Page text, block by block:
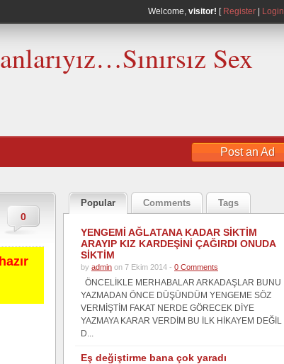
Welcome, visitor! [ Register Login
Sex
Post an Ad
0
Popular Comments Tags
YENGEMİ AĞLATANA KADAR SİKTİM
ARAYIP KIZ KARDEŞİNİ ÇAĞIRDI ONUDA
SİKTİM
by admin on 7 Ekim 2014 - 0 Comments
ÖNCELİKLE MERHABALAR ARKADAŞLAR BUNU
YAZMADAN ÖNCE DÜŞÜNDÜM YENGEME SÖZ
VERMİŞTİM FAKAT NERDE GÖRECEK DİYE
YAZMAYA KARAR VERDİM BU İLK HİKAYEM DEĞİL
D...
Eş değiştirme bana çok yaradı